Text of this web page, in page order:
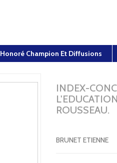
Honoré Champion Et Diffusions
INDEX-
ROUSSEAU.
BRUNET ETIENNE